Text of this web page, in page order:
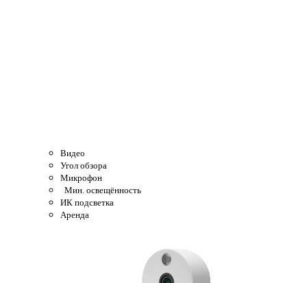
Видео
Угол обзора
Микрофон
Мин. освещённость
ИК подсветка
Аренда